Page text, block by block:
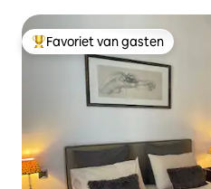
Topfavoriet van gasten
Favoriet van gasten